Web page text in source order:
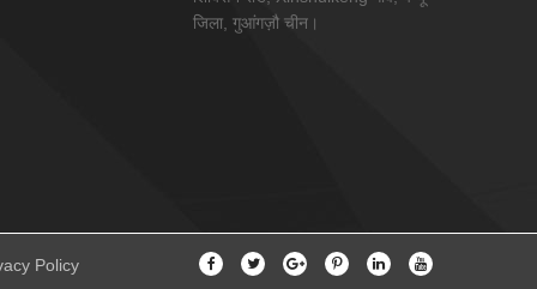
जिला, गुआंगज़ौ चीन।
Policy